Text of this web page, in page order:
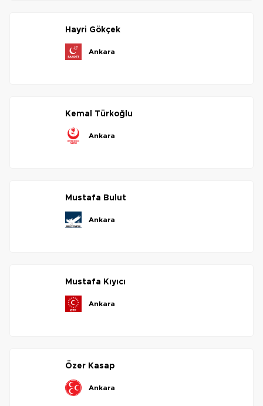
hayri gökçek
ankara
kemal türkoğlu
ankara
mustafa bulut
ankara
mustafa kıyıcı
ankara
özer kasap
ankara